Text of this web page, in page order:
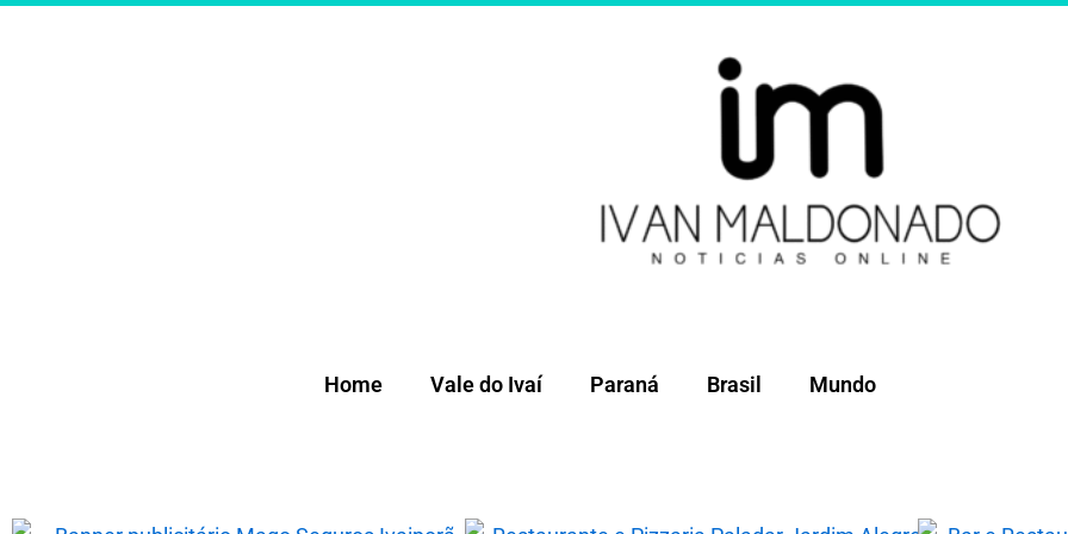
Home Vale do Ivaí Paraná Brasil Mundo